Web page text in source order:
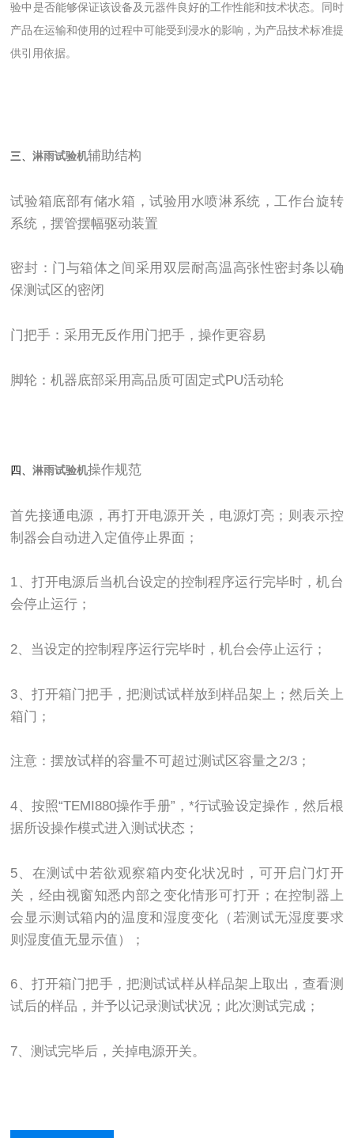
验中是否能够保证该设备及元器件良好的工作性能和技术状态。同时
产品在运输和使用的过程中可能受到浸水的影响，为产品技术标准提
供引用依据。
三、淋雨试验机辅助结构
试验箱底部有储水箱，试验用水喷淋系统，工作台旋转
系统，摆管摆幅驱动装置
密封：门与箱体之间采用双层耐高温高张性密封条以确
保测试区的密闭
门把手：采用无反作用门把手，操作更容易
脚轮：机器底部采用高品质可固定式PU活动轮
四、淋雨试验机操作规范
首先接通电源，再打开电源开关，电源灯亮；则表示控
制器会自动进入定值停止界面；
1、打开电源后当机台设定的控制程序运行完毕时，机台
会停止运行；
2、当设定的控制程序运行完毕时，机台会停止运行；
3、打开箱门把手，把测试试样放到样品架上；然后关上
箱门；
注意：摆放试样的容量不可超过测试区容量之2/3；
4、按照“TEMI880操作手册”，*行试验设定操作，然后根
据所设操作模式进入测试状态；
5、在测试中若欲观察箱内变化状况时，可开启门灯开
关，经由视窗知悉内部之变化情形可打开；在控制器上
会显示测试箱内的温度和湿度变化（若测试无湿度要求
则湿度值无显示值）；
6、打开箱门把手，把测试试样从样品架上取出，查看测
试后的样品，并予以记录测试状况；此次测试完成；
7、测试完毕后，关掉电源开关。